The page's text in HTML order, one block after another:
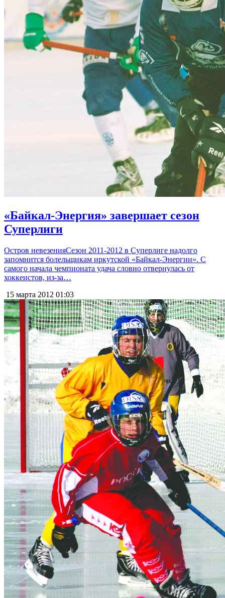
«Байкал-Энергия» завершает сезон
Суперлиги
Остров невезенияСезон 2011-2012 в Суперлиге надолго
запомнится болельщикам иркутской «Байкал-Энергии». С
самого начала чемпионата удача словно отвернулась от
хоккеистов, из-за…
15 марта 2012 01:03